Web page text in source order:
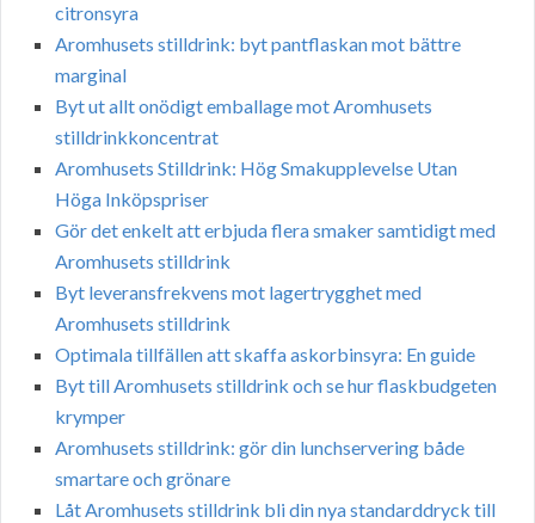
citronsyra
Aromhusets stilldrink: byt pantflaskan mot bättre
marginal
Byt ut allt onödigt emballage mot Aromhusets
stilldrinkkoncentrat
Aromhusets Stilldrink: Hög Smakupplevelse Utan
Höga Inköpspriser
Gör det enkelt att erbjuda flera smaker samtidigt med
Aromhusets stilldrink
Byt leveransfrekvens mot lagertrygghet med
Aromhusets stilldrink
Optimala tillfällen att skaffa askorbinsyra: En guide
Byt till Aromhusets stilldrink och se hur flaskbudgeten
krymper
Aromhusets stilldrink: gör din lunchservering både
smartare och grönare
Låt Aromhusets stilldrink bli din nya standarddryck till